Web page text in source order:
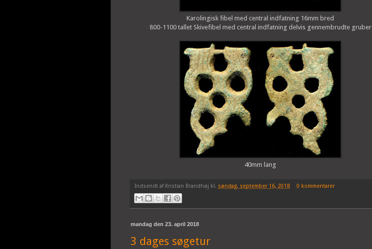
Karolingisk fibel med central indfatning 16mm bred
800-1100 tallet Skivefibel med central indfatning delvis gennembrudte gruber
40mm lang
Indsendt af Kristian Brandhøj kl. søndag, september 16, 2018 0 kommentarer
mandag den 23. april 2018
3 dages søgetur